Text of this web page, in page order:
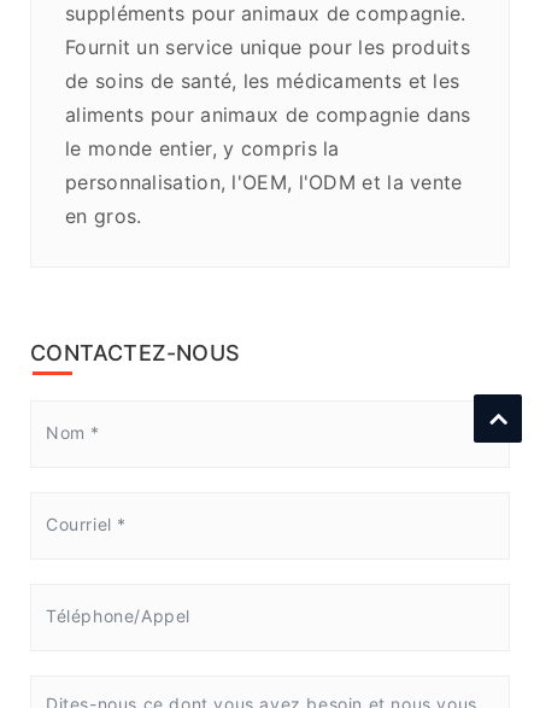
suppléments pour animaux de compagnie.
Fournit un service unique pour les produits
de soins de santé, les médicaments et les
aliments pour animaux de compagnie dans
le monde entier, y compris la
personnalisation, l'OEM, l'ODM et la vente
en gros.
CONTACTEZ-NOUS